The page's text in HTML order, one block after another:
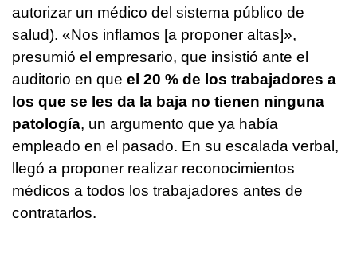
autorizar un médico del sistema público de
salud). «Nos inflamos [a proponer altas]»,
presumió el empresario, que insistió ante el
auditorio en que el 20 % de los trabajadores a
los que se les da la baja no tienen ninguna
patología, un argumento que ya había
empleado en el pasado. En su escalada verbal,
llegó a proponer realizar reconocimientos
médicos a todos los trabajadores antes de
contratarlos.